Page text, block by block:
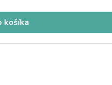
košíka